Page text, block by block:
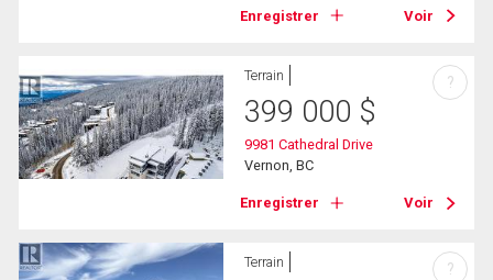
Enregistrer Voir
Terrain
399 000 $
9981 Cathedral Drive
Vernon, BC
Enregistrer Voir
?
Terrain ?